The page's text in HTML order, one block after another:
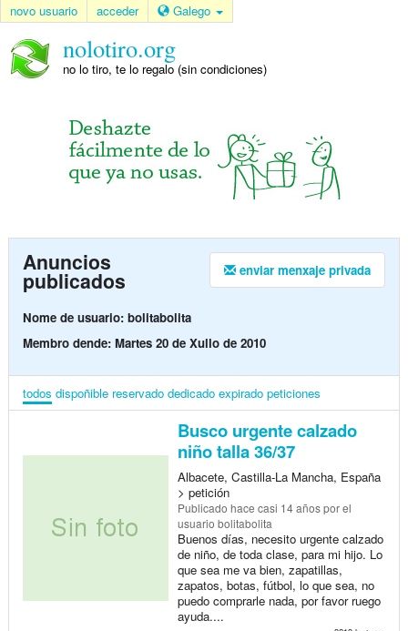
novo usuario acceder Galego
nolotiro.org
no lo tiro, te lo regalo (sin condiciones)
enviar menxaje privada
Anuncios
publicados
Nome de usuario: bolitabolita
Membro dende: Martes 20 de Xullo de 2010
todos dispoñible reservado dedicado expirado peticiones
Busco urgente calzado
niño talla 36/37
Albacete, Castilla-La Mancha, España
> petición
Publicado hace casi 14 añospor el
usuario bolitabolita
Buenos días, necesito urgente calzado
de niño, de toda clase, para mi hijo. Lo
que sea me va bien, zapatillas,
zapatos, botas, fútbol, lo que sea, no
puedo comprarle nada, por favor ruego
ayuda....